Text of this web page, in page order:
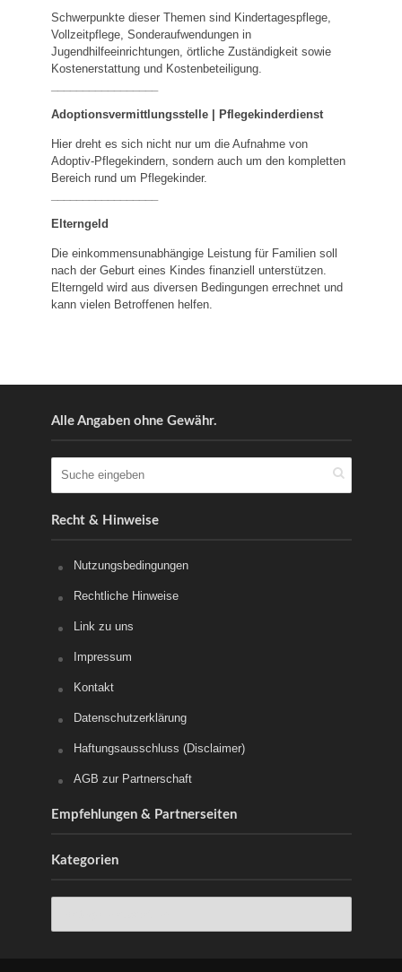
Schwerpunkte dieser Themen sind Kindertagespflege,
Vollzeitpflege, Sonderaufwendungen in
Jugendhilfeeinrichtungen, örtliche Zuständigkeit sowie
Kostenerstattung und Kostenbeteiligung.
Adoptionsvermittlungsstelle | Pflegekinderdienst
Hier dreht es sich nicht nur um die Aufnahme von
Adoptiv-Pflegekindern, sondern auch um den kompletten
Bereich rund um Pflegekinder.
Elterngeld
Die einkommensunabhängige Leistung für Familien soll
nach der Geburt eines Kindes finanziell unterstützen.
Elterngeld wird aus diversen Bedingungen errechnet und
kann vielen Betroffenen helfen.
Alle Angaben ohne Gewähr.
Recht & Hinweise
Nutzungsbedingungen
Rechtliche Hinweise
Link zu uns
Impressum
Kontakt
Datenschutzerklärung
Haftungsausschluss (Disclaimer)
AGB zur Partnerschaft
Empfehlungen & Partnerseiten
Kategorien